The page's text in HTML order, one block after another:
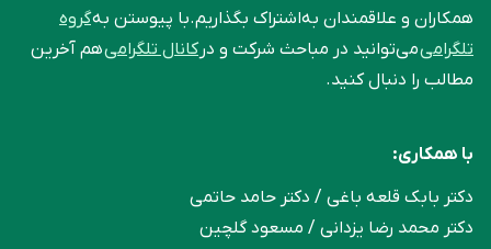
همکاران و علاقمندان به‌اشتراک بگذاریم.با پیوستن بهگروه
تلگرامیمی‌توانید در مباحث شرکت و درکانال تلگرامیهم آخرین
مطالب را دنبال کنید.
با همکاری:
دکتر بابک قلعه‌ باغی / دکتر حامد حاتمی
دکتر محمد رضا یزدانی / مسعود گلچین